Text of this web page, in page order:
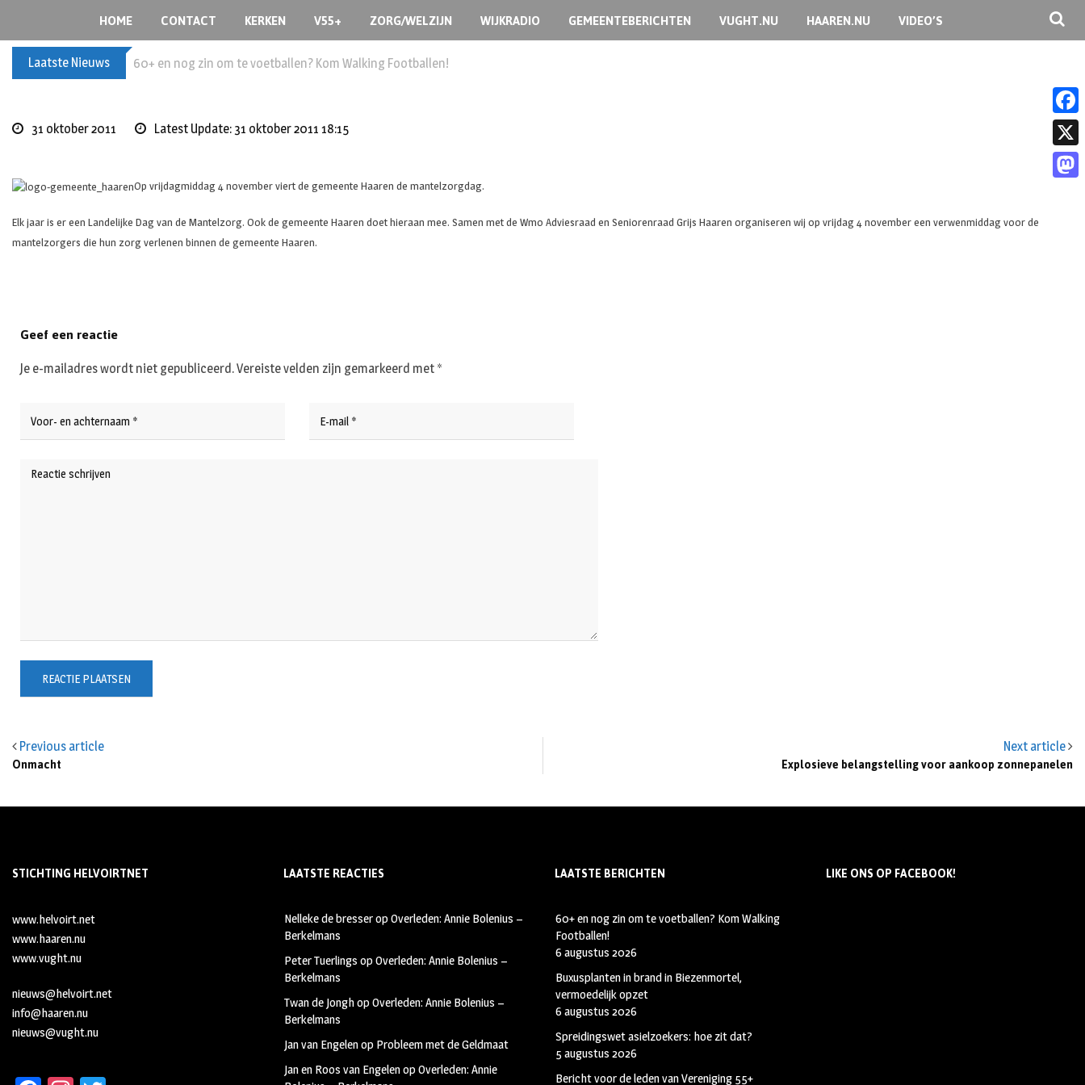
HOME CONTACT KERKEN V55+ ZORG/WELZIJN WIJKRADIO GEMEENTEBERICHTEN VUGHT.NU HAAREN.NU VIDEO’S
Laatste Nieuws Buxusplanten in brand in Biezenmortel, vermoedelijk opzet
31 oktober 2011 Latest Update: 31 oktober 2011 18:15
Op vrijdagmiddag 4 november viert de gemeente Haaren de mantelzorgdag.
Elk jaar is er een Landelijke Dag van de Mantelzorg. Ook de gemeente Haaren doet hieraan mee. Samen met de Wmo Adviesraad en Seniorenraad Grijs Haaren organiseren wij op vrijdag 4 november een verwenmiddag voor de
mantelzorgers die hun zorg verlenen binnen de gemeente Haaren.
Previous article
Onmacht
Next article
Explosieve belangstelling voor aankoop zonnepanelen
Geef een reactie
Je e-mailadres wordt niet gepubliceerd.Vereiste velden zijn gemarkeerd met *
STICHTING HELVOIRTNET
www.helvoirt.net
www.haaren.nu
www.vught.nu
nieuws@helvoirt.net
info@haaren.nu
nieuws@vught.nu
LAATSTE REACTIES
Nelleke de bresseropOverleden: Annie Bolenius –
Berkelmans
Peter Tuerlings opOverleden: Annie Bolenius –
Berkelmans
Twan de JonghopOverleden: Annie Bolenius –
Berkelmans
Jan van Engelenop Probleem met de Geldmaat
Jan en Roos van EngelenopOverleden: Annie
LAATSTE BERICHTEN
60+ en nog zin om te voetballen? Kom Walking
Footballen!
6 augustus 2026
Buxusplanten in brand in Biezenmortel,
vermoedelijk opzet
6 augustus 2026
Spreidingswet asielzoekers: hoe zit dat?
5 augustus 2026
Bericht voor de leden van Vereniging 55+
LIKE ONS OP FACEBOOK!
F
a
c
X